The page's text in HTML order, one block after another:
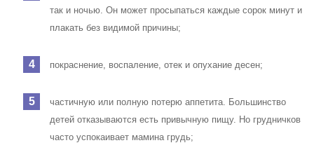
так и ночью. Он может просыпаться каждые сорок минут и
плакать без видимой причины;
покраснение, воспаление, отек и опухание десен;
частичную или полную потерю аппетита. Большинство
детей отказываются есть привычную пищу. Но грудничков
часто успокаивает мамина грудь;